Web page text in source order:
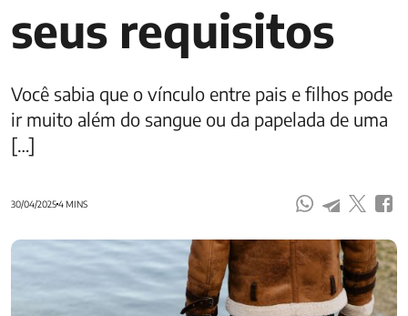
seus requisitos
Você sabia que o vínculo entre pais e filhos pode
ir muito além do sangue ou da papelada de uma
[…]
30/04/20254 MINS